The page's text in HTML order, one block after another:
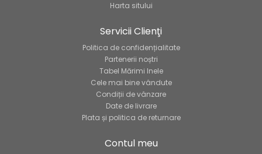
Harta sitului
Servicii Clienţi
Politica de confidențialitate
Partenerii noștri
Tabel Mărimi Inele
Cele mai bine vândute
Condiții de vânzare
Date de livrare
Plata și politica de returnare
Contul meu